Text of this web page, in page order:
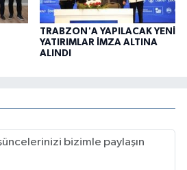
TRABZON'A YAPILACAK YENİ
YATIRIMLAR İMZA ALTINA
ALINDI